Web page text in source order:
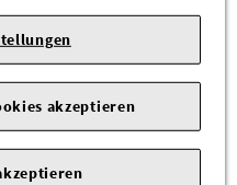
|E-Mail:
|Webseite:
akzeptieren